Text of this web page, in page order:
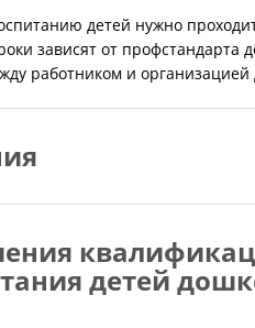
детей нужно
зависят от профстандарта
работником и организацией
детей